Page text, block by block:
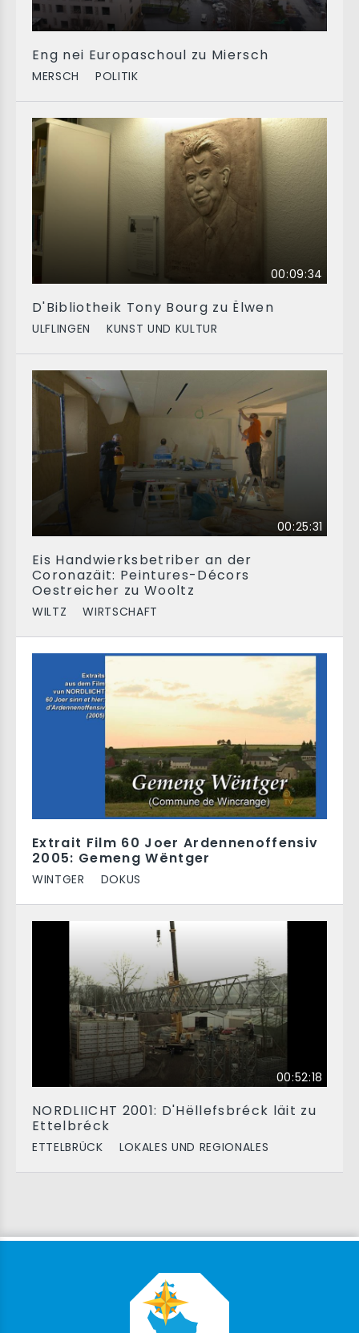
Eng nei Europaschoul zu Miersch
MERSCH POLITIK
00:09:34
D'Bibliotheik Tony Bourg zu Ëlwen
ULFLINGEN KUNST UND KULTUR
00:25:31
Eis Handwierksbetriber an der
Coronazäit: Peintures-Décors
Oestreicher zu Wooltz
WILTZ WIRTSCHAFT
Extrait Film 60 Joer Ardennenoffensiv
2005: Gemeng Wëntger
WINTGER DOKUS
00:52:18
NORDLIICHT 2001: D'Hëllefsbréck läit zu
Ettelbréck
ETTELBRÜCK LOKALES UND REGIONALES